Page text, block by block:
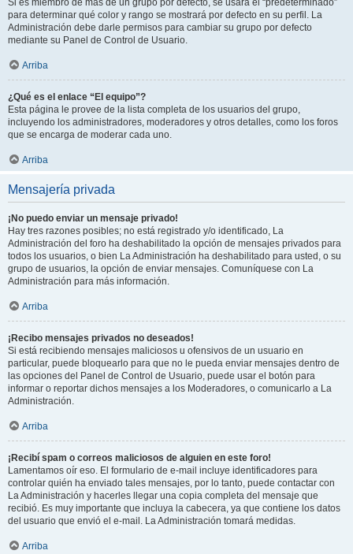
Si es miembro de más de un grupo por defecto, se usará el “predeterminado”
para determinar qué color y rango se mostrará por defecto en su perfil. La
Administración debe darle permisos para cambiar su grupo por defecto
mediante su Panel de Control de Usuario.
Arriba
¿Qué es el enlace “El equipo”?
Esta página le provee de la lista completa de los usuarios del grupo,
incluyendo los administradores, moderadores y otros detalles, como los foros
que se encarga de moderar cada uno.
Arriba
Mensajería privada
¡No puedo enviar un mensaje privado!
Hay tres razones posibles; no está registrado y/o identificado, La
Administración del foro ha deshabilitado la opción de mensajes privados para
todos los usuarios, o bien La Administración ha deshabilitado para usted, o su
grupo de usuarios, la opción de enviar mensajes. Comuníquese con La
Administración para más información.
Arriba
¡Recibo mensajes privados no deseados!
Si está recibiendo mensajes maliciosos u ofensivos de un usuario en
particular, puede bloquearlo para que no le pueda enviar mensajes dentro de
las opciones del Panel de Control de Usuario, puede usar el botón para
informar o reportar dichos mensajes a los Moderadores, o comunicarlo a La
Administración.
Arriba
¡Recibí spam o correos maliciosos de alguien en este foro!
Lamentamos oír eso. El formulario de e-mail incluye identificadores para
controlar quién ha enviado tales mensajes, por lo tanto, puede contactar con
La Administración y hacerles llegar una copia completa del mensaje que
recibió. Es muy importante que incluya la cabecera, ya que contiene los datos
del usuario que envió el e-mail. La Administración tomará medidas.
Arriba